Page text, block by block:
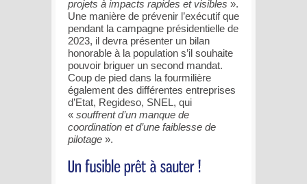
projets à impacts rapides et visibles ».
Une manière de prévenir l’exécutif que
pendant la campagne présidentielle de
2023, il devra présenter un bilan
honorable à la population s’il souhaite
pouvoir briguer un second mandat.
Coup de pied dans la fourmilière
également des différentes entreprises
d’Etat, Regideso, SNEL, qui
« souffrent d’un manque de
coordination et d’une faiblesse de
pilotage ».